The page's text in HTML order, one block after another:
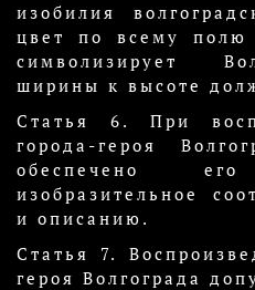
изобилия
цвет по всему полю
символизирует
ширины к высоте
Статья 6. При
города-героя
обеспечено
изобразительное
и описанию.
Статья 7.
героя Волгограда